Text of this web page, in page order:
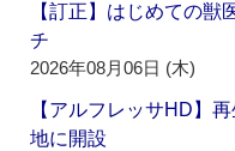
【訂正】はじめての
チ
2026年08月06日 (木)
【アルフレッサHD】
地に開設